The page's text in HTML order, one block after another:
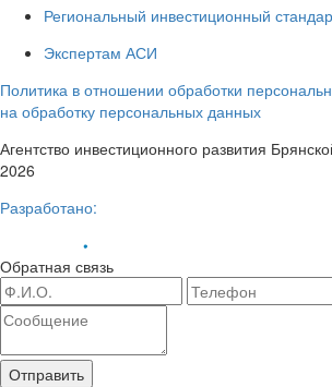
Региональный инвестиционный
Экспертам АСИ
Политика в отношении обработки
на обработку персональных данных
Агентство инвестиционного развития
2026
Разработано:
Обратная связь
Отправить